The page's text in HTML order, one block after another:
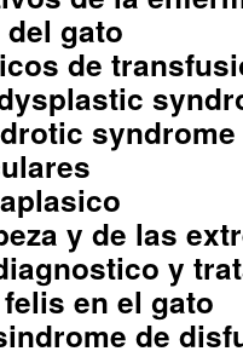
gato
de
syndrome
y de las
y
en el gato
de